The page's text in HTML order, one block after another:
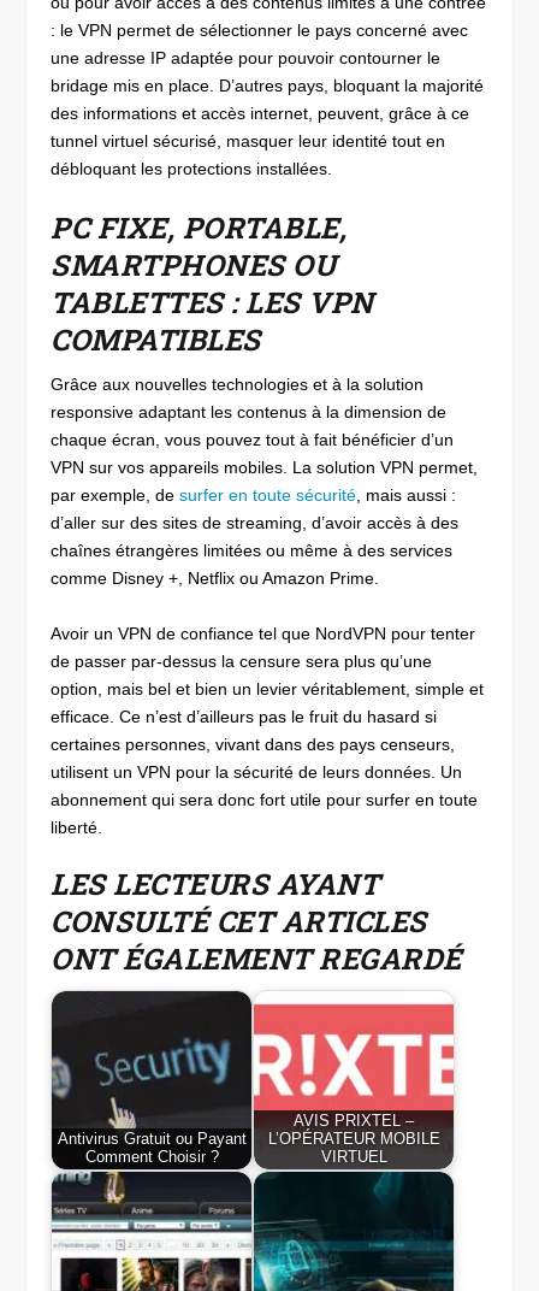
: le VPN permet de sélectionner le pays concerné avec
une adresse IP adaptée pour pouvoir contourner le
bridage mis en place. D’autres pays, bloquant la majorité
des informations et accès internet, peuvent, grâce à ce
tunnel virtuel sécurisé, masquer leur identité tout en
débloquant les protections installées.
PC FIXE, PORTABLE,
SMARTPHONES OU
TABLETTES : LES VPN
COMPATIBLES
Grâce aux nouvelles technologies et à la solution
responsive adaptant les contenus à la dimension de
chaque écran, vous pouvez tout à fait bénéficier d’un
VPN sur vos appareils mobiles. La solution VPN permet,
par exemple, desurfer en toute sécurité , mais aussi :
d’aller sur des sites de streaming, d’avoir accès à des
chaînes étrangères limitées ou même à des services
comme Disney +, Netflix ou Amazon Prime.
Avoir un VPN de confiance tel que NordVPN pour tenter
de passer par-dessus la censure sera plus qu’une
option, mais bel et bien un levier véritablement, simple et
efficace. Ce n’est d’ailleurs pas le fruit du hasard si
certaines personnes, vivant dans des pays censeurs,
utilisent un VPN pour la sécurité de leurs données. Un
abonnement qui sera donc fort utile pour surfer en toute
liberté.
LES LECTEURS AYANT
CONSULTÉ CET ARTICLES
ONT ÉGALEMENT REGARDÉ
Antivirus Gratuit ou Payant
Comment Choisir ?
AVIS PRIXTEL –
L’OPÉRATEUR MOBILE
VIRTUEL